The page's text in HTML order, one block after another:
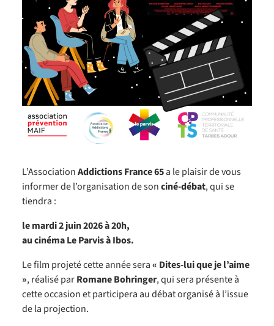
L’AssociationAddictions France 65a le plaisir de vous
informer de l’organisation de sonciné-débat, qui se
tiendra :
le mardi 2 juin 2026 à 20h,
au cinéma Le Parvis à Ibos.
Le film projeté cette année sera« Dites-lui que je l’aime
», réalisé parRomane Bohringer, qui sera présente à
cette occasion et participera au débat organisé à l’issue
de la projection.